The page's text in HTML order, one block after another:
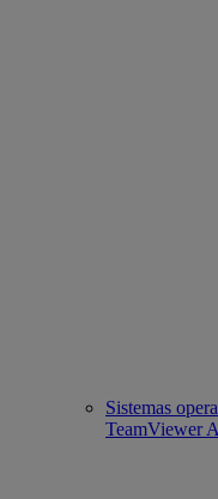
Sistemas
TeamViewer